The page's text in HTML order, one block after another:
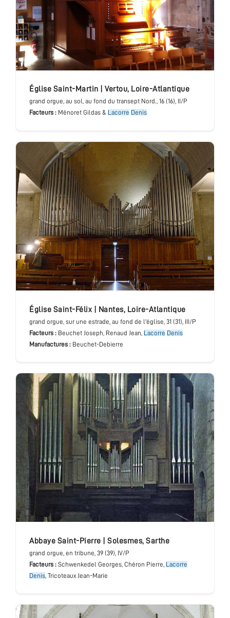
église Saint-Martin Vertou, Loire-Atlantique
grand orgue, au sol, au fond du transept Nord., 16 (16), II/P
Facteurs : Ménoret Gildas & Lacorre Denis
église Saint-Félix Nantes, Loire-Atlantique
grand orgue , sur une estrade, au fond de l'église , 31 (31), III/P
Facteurs : Beuchet Joseph, Renaud Jean, Lacorre Denis
Manufactures : Beuchet-Debierre
abbaye Saint-Pierre Solesmes, Sarthe
grand orgue, en tribune, 39 (39), IV/P
Facteurs : Schwenkedel Georges, Chéron Pierre, Lacorre
Denis, Tricoteaux Jean-Marie